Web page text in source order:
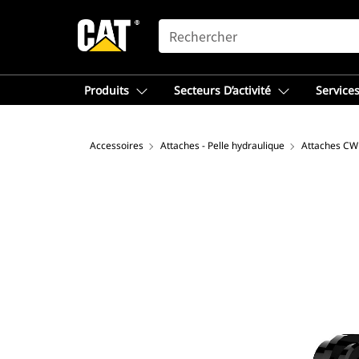
SEARCH
Produits Secteurs D’activité
Accessoires Attaches - Pelle hydraulique Attaches CW